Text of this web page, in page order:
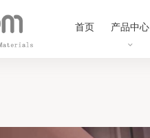
首页 产品中心